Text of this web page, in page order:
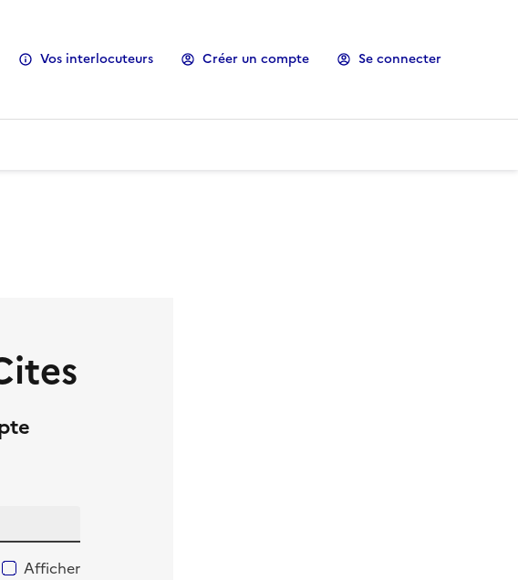
Vos interlocuteurs Créer un compte Se connecter
Afficher